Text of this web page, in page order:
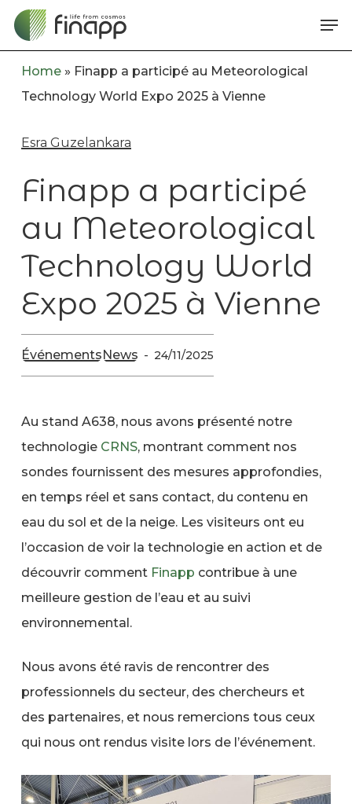
Skip
Home» Finapp a participé au Meteorological
Technology World Expo 2025 à Vienne
Esra Guzelankara
Finapp a participé
au Meteorological
Technology World
Expo 2025 à Vienne
ÉvénementsNews 24/11/2025
Au stand A638, nous avons présenté notre
technologie CRNS, montrant comment nos
sondes fournissent des mesures approfondies,
en temps réel et sans contact, du contenu en
eau du sol et de la neige. Les visiteurs ont eu
l’occasion de voir la technologie en action et de
découvrir comment Finapp contribue à une
meilleure gestion de l’eau et au suivi
environnemental.
Nous avons été ravis de rencontrer des
professionnels du secteur, des chercheurs et
des partenaires, et nous remercions tous ceux
qui nous ont rendus visite lors de l’événement.